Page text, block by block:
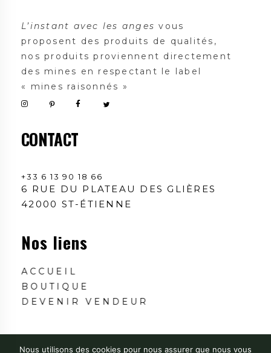
L’instant avec les anges vous
proposent des produits de qualités,
nos produits proviennent directement
des mines en respectant le label
« mines raisonnés »
CONTACT
+33 6 13 90 18 66
6 RUE DU PLATEAU DES GLIÈRES
42000 ST-ÉTIENNE
Nos liens
ACCUEIL
BOUTIQUE
DEVENIR VENDEUR
Nous utilisons des cookies pour nous assurer que nous vous